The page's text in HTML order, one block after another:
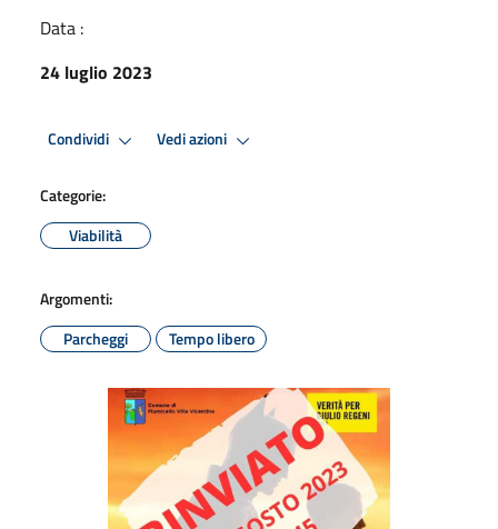
Data :
24 luglio 2023
Condividi Vedi azioni
Categorie:
Viabilità
Argomenti:
Parcheggi
Tempo libero